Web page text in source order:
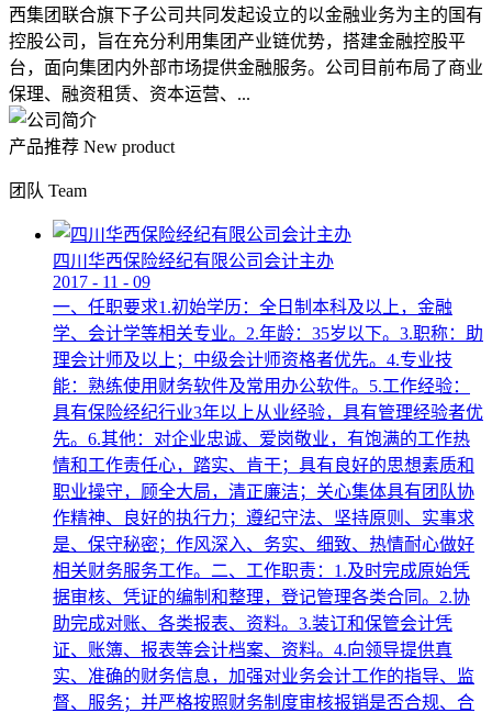
西集团联合旗下子公司共同发起设立的以金融业务为主的国有
控股公司，旨在充分利用集团产业链优势，搭建金融控股平
台，面向集团内外部市场提供金融服务。公司目前布局了商业
保理、融资租赁、资本运营、...
产品推荐 New product
团队 Team
四川华西保险经纪有限公司会计主办
2017 - 11 - 09
一、任职要求1.初始学历：全日制本科及以上，金融
学、会计学等相关专业。2.年龄：35岁以下。3.职称：助
理会计师及以上；中级会计师资格者优先。4.专业技
能：熟练使用财务软件及常用办公软件。5.工作经验：
具有保险经纪行业3年以上从业经验，具有管理经验者优
先。6.其他：对企业忠诚、爱岗敬业，有饱满的工作热
情和工作责任心，踏实、肯干；具有良好的思想素质和
职业操守，顾全大局，清正廉洁；关心集体具有团队协
作精神、良好的执行力；遵纪守法、坚持原则、实事求
是、保守秘密；作风深入、务实、细致、热情耐心做好
相关财务服务工作。二、工作职责：1.及时完成原始凭
据审核、凭证的编制和整理，登记管理各类合同。2.协
助完成对账、各类报表、资料。3.装订和保管会计凭
证、账簿、报表等会计档案、资料。4.向领导提供真
实、准确的财务信息，加强对业务会计工作的指导、监
督、服务；并严格按照财务制度审核报销是否合规、合